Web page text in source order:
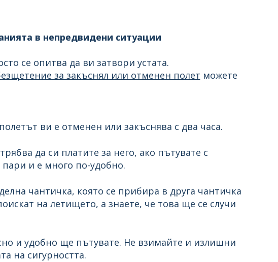
в непредвидени ситуации
се опитва да ви затвори устата.
за закъснял или отменен полет можете
ви е отменен или закъснява с два часа.
да си платите за него, ако пътувате с
и е много по-удобно.
чантичка, която се прибира в друга чантичка
на летището, а знаете, че това ще се случи
и удобно ще пътувате. Не взимайте и излишни
на сигурността.